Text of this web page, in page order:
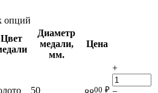
опций
Цвет
Диаметр
медали,
мм.
Цена
50 00 ₽
+